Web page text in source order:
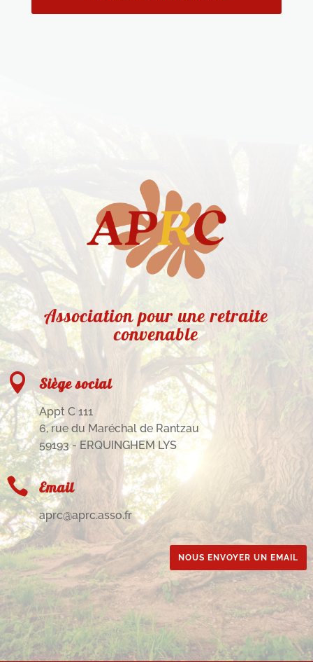
Association pour une retraite
convenable
 Siège social
Appt C 111
6, rue du Maréchal de Rantzau
59193 - ERQUINGHEM LYS
 Email
aprc@aprc.asso.fr
NOUS ENVOYER UN EMAIL